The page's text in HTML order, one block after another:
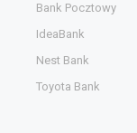
Bank Pocztowy
IdeaBank
Nest Bank
Toyota Bank